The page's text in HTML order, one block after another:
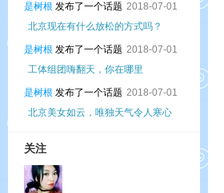
是树根 发布了一个话题 2018-07-01
北京现在有什么放松的方式吗？
是树根 发布了一个话题 2018-07-01
工体组团嗨翻天，你在哪里
是树根 发布了一个话题 2018-07-01
北京美女如云，唯独天气令人寒心
关注